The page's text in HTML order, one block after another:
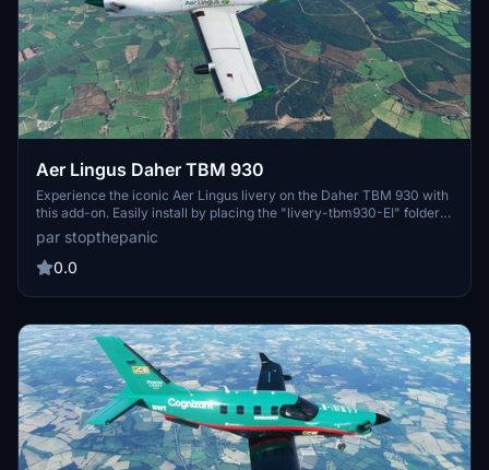
Aer Lingus Daher TBM 930
Experience the iconic Aer Lingus livery on the Daher TBM 930 with
this add-on. Easily install by placing the "livery-tbm930-EI" folder
in your "Community" folder.
par stopthepanic
0.0